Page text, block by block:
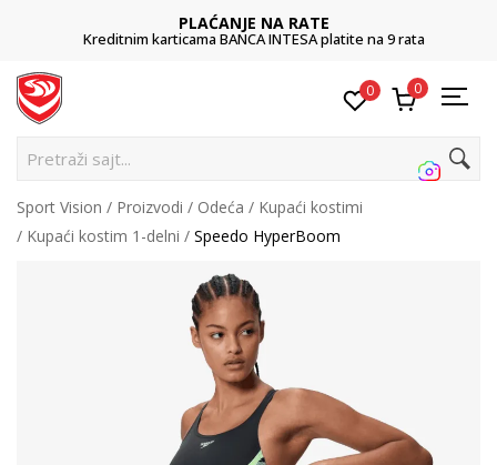
PLAĆANJE NA RATE
Kreditnim karticama BANCA INTESA platite na 9 rata
0 0
Pretraži sajt...
Sport Vision Proizvodi Odeća
Kupaći kostimi
Kupaći kostim 1-delni
Speedo HyperBoom